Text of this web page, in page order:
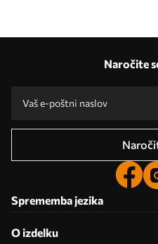
Naročite
Sprememba jezika
O izdelku